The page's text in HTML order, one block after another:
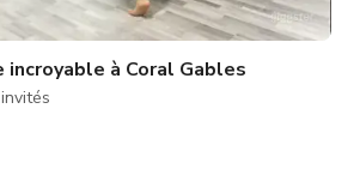
incroyable à Coral Gables
invités